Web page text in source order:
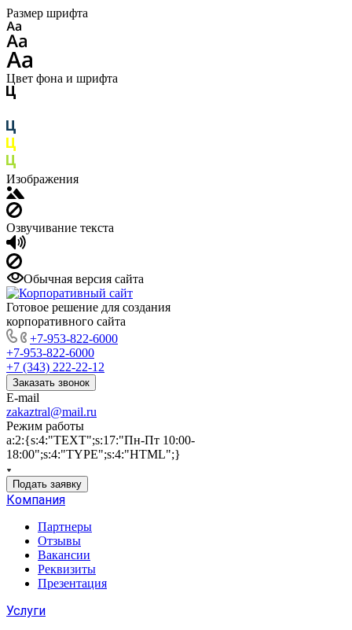
Размер шрифта
Цвет фона и шрифта
Изображения
Озвучивание текста
Обычная версия сайта
Готовое решение для создания
корпоративного сайта
+7-953-822-6000
+7-953-822-6000
+7 (343) 222-22-12
Заказать звонок
E-mail
zakaztral@mail.ru
Режим работы
a:2:{s:4:"TEXT";s:17:"Пн-Пт 10:00-
18:00";s:4:"TYPE";s:4:"HTML";}
Подать заявку
Компания
Партнеры
Отзывы
Вакансии
Реквизиты
Презентация
Услуги